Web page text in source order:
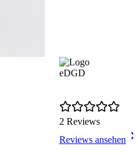
eDGD
2 Reviews
Reviews ansehen